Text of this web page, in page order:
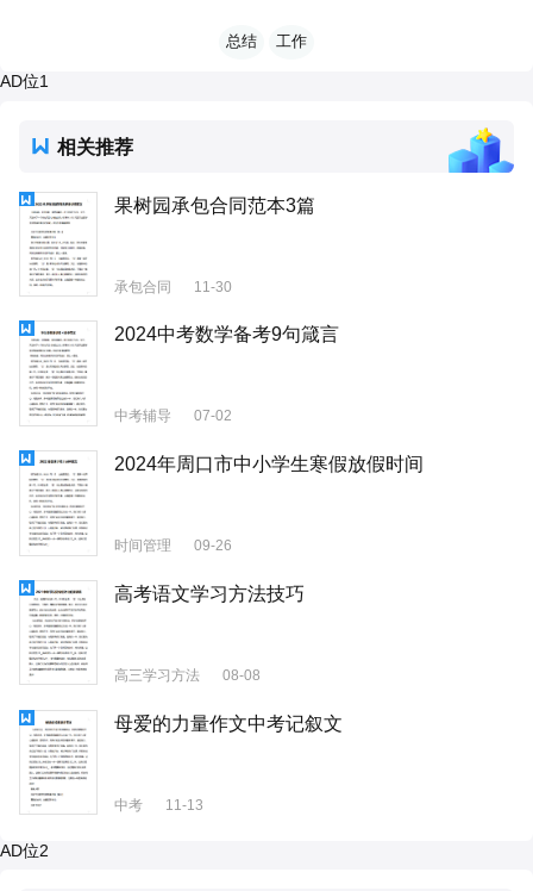
总结 工作
AD位1
相关推荐
果树园承包合同范本3篇
承包合同 11-30
2024中考数学备考9句箴言
中考辅导 07-02
2024年周口市中小学生寒假放假时间
时间管理 09-26
高考语文学习方法技巧
高三学习方法 08-08
母爱的力量作文中考记叙文
中考 11-13
AD位2